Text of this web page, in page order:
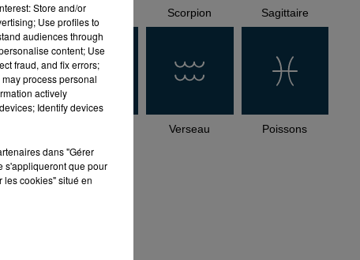
Balance Scorpion Sagittaire
Verseau Poissons
Store and/or
Use profiles to
audiences through
content; Use
fraud, and fix errors;
process personal
actively
Identify devices
dans "Gérer
s'appliqueront que pour
les cookies" situé en